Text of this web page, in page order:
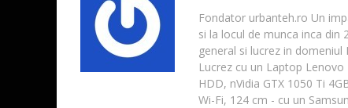
Fondator urbanteh.ro Un
si la locul de munca inca din
general si lucrez in
Lucrez cu un Laptop
HDD, nVidia GTX 1050 Ti
Wi-Fi, 124 cm - cu un